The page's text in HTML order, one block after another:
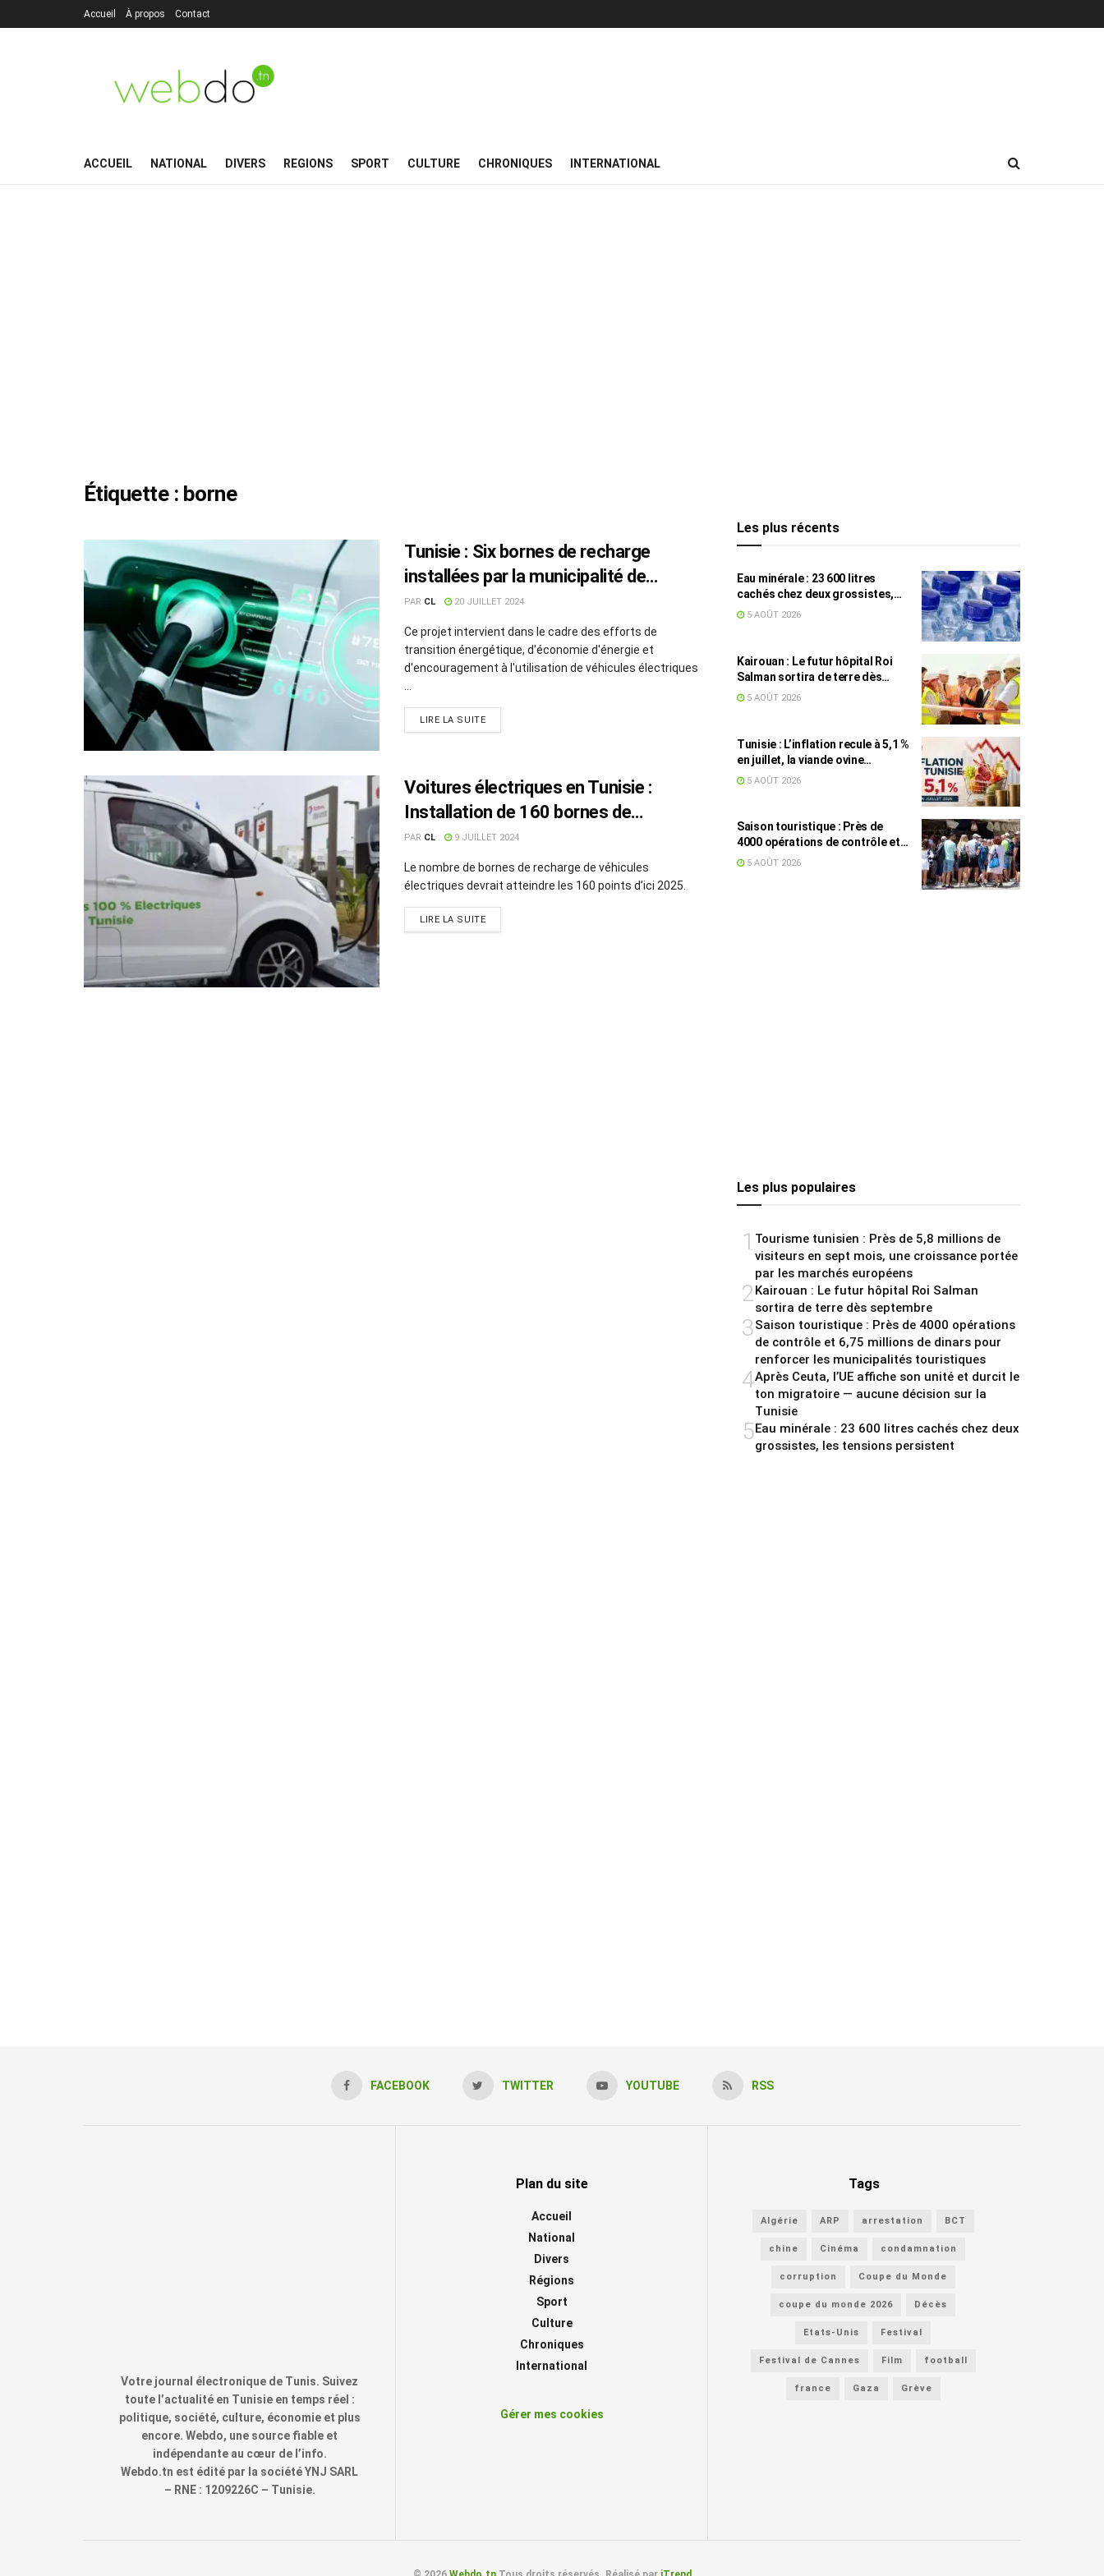
Accueil À propos Contact
ACCUEIL NATIONAL DIVERS REGIONS SPORT CULTURE CHRONIQUES INTERNATIONAL
Étiquette : borne
Tunisie : Six bornes de recharge
installées par la municipalité de
Nabeul
PAR CL 20 JUILLET 2024
Ce projet intervient dans le cadre des efforts de
transition énergétique, d'économie d'énergie et
d'encouragement à l'utilisation de véhicules électriques
LIRE LA SUITE
Voitures électriques en Tunisie :
Installation de 160 bornes de
recharge d’ici 2025
PAR CL 9 JUILLET 2024
Le nombre de bornes de recharge de véhicules
électriques devrait atteindre les 160 points d’ici 2025.
LIRE LA SUITE
Les plus récents
Eau minérale : 23 600 litres
cachés chez deux grossistes,
les tensions persistent
5 AOÛT 2026
Kairouan : Le futur hôpital Roi
Salman sortira de terre dès
septembre
5 AOÛT 2026
Tunisie : L’inflation recule à 5,1 %
en juillet, la viande ovine
toujours en tête des hausses
5 AOÛT 2026
Saison touristique : Près de
4000 opérations de contrôle et
6,75 millions de dinars pour
5 AOÛT 2026
Les plus populaires
1 Tourisme tunisien : Près de 5,8 millions de
visiteurs en sept mois, une croissance portée
par les marchés européens
2Kairouan : Le futur hôpital Roi Salman
sortira de terre dès septembre
3Saison touristique : Près de 4000 opérations
de contrôle et 6,75 millions de dinars pour
renforcer les municipalités touristiques
4Après Ceuta, l’UE affiche son unité et durcit le
ton migratoire — aucune décision sur la
Tunisie
5Eau minérale : 23 600 litres cachés chez deux
grossistes, les tensions persistent
FACEBOOK TWITTER YOUTUBE RSS
Votre journal électronique de Tunis. Suivez
toute l’actualité en Tunisie en temps réel :
politique, société, culture, économie et plus
encore. Webdo, une source fiable et
indépendante au cœur de l’info.
Webdo.tn est édité par la société YNJ SARL
– RNE : 1209226C – Tunisie.
Plan du site
Accueil
National
Divers
Régions
Sport
Culture
Chroniques
International
Gérer mes cookies
Tags
Algérie ARP arrestation BCT
chine Cinéma condamnation
corruption Coupe du Monde
coupe du monde 2026 Décès
Etats-Unis Festival
Festival de Cannes Film football
france Gaza Grève